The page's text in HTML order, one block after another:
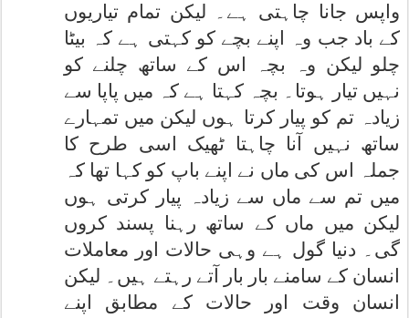
واپس جانا چاہتی ہے۔ لیکن تمام تیاریوں
کے باد جب وہ اپنے بچے کو کہتی ہے کہ بیٹا
چلو لیکن وہ بچہ اس کے ساتھ چلنے کو
نہیں تیار ہوتا۔ بچہ کہتا ہے کہ میں پاپا سے
زیادہ تم کو پیار کرتا ہوں لیکن میں تمہارے
ساتھ نہیں آنا چاہتا ٹھیک اسی طرح کا
جملہ اس کی ماں نے اپنے باپ کو کہا تھا کہ
میں تم سے ماں سے زیادہ پیار کرتی ہوں
لیکن میں ماں کے ساتھ رہنا پسند کروں
گی۔ دنیا گول ہے وہی حالات اور معاملات
انسان کے سامنے بار بار آتے رہتے ہیں۔ لیکن
انسان وقت اور حالات کے مطابق اپنے